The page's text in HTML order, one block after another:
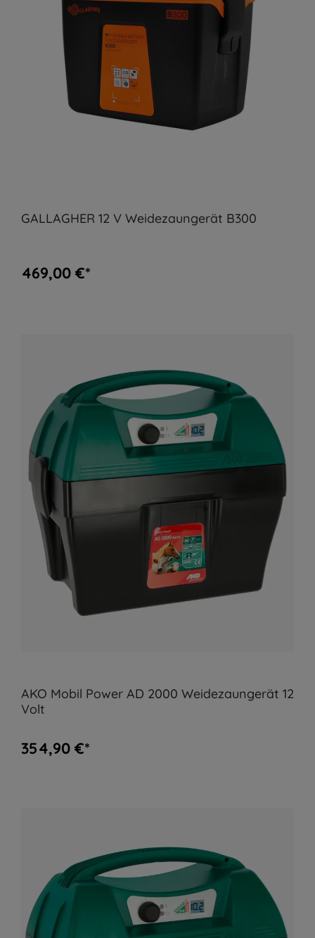
GALLAGHER 12 V Weidezaungerät B300
469,00 €*
AKO Mobil Power AD 2000 Weidezaungerät 12
Volt
354,90 €*